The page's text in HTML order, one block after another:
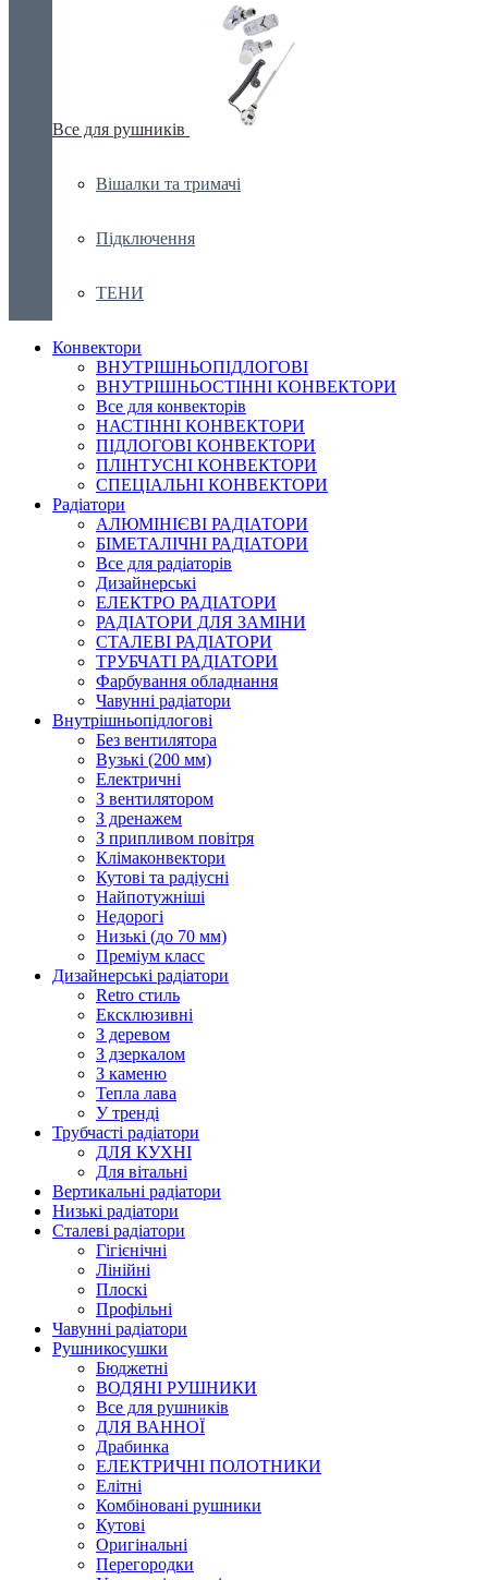
Все для рушників
Вішалки та тримачі
Підключення
ТЕНИ
Конвектори
ВНУТРІШНЬОПІДЛОГОВІ
ВНУТРІШНЬОСТІННІ КОНВЕКТОРИ
Все для конвекторів
НАСТІННІ КОНВЕКТОРИ
ПІДЛОГОВІ КОНВЕКТОРИ
ПЛІНТУСНІ КОНВЕКТОРИ
СПЕЦІАЛЬНІ КОНВЕКТОРИ
Радіатори
АЛЮМІНІЄВІ РАДІАТОРИ
БІМЕТАЛІЧНІ РАДІАТОРИ
Все для радіаторів
Дизайнерські
ЕЛЕКТРО РАДІАТОРИ
РАДІАТОРИ ДЛЯ ЗАМІНИ
СТАЛЕВІ РАДІАТОРИ
ТРУБЧАТІ РАДІАТОРИ
Фарбування обладнання
Чавунні радіатори
Внутрішньопідлогові
Без вентилятора
Вузькі (200 мм)
Електричні
З вентилятором
З дренажем
З припливом повітря
Клімаконвектори
Кутові та радіусні
Найпотужніші
Недорогі
Низькі (до 70 мм)
Преміум класс
Дизайнерські радіатори
Retro стиль
Ексклюзивні
З деревом
З дзеркалом
З каменю
Тепла лава
У тренді
Трубчасті радіатори
ДЛЯ КУХНІ
Для вітальні
Вертикальні радіатори
Низькі радіатори
Сталеві радіатори
Гігієнічні
Лінійні
Плоскі
Профільні
Чавунні радіатори
Рушникосушки
Бюджетні
ВОДЯНІ РУШНИКИ
Все для рушників
ДЛЯ ВАННОЇ
Драбинка
ЕЛЕКТРИЧНІ ПОЛОТНИКИ
Елітні
Комбіновані рушники
Кутові
Оригінальні
Перегородки